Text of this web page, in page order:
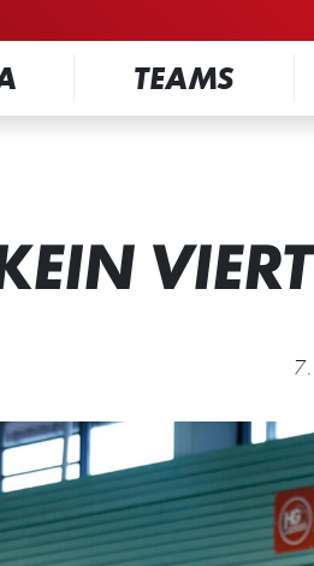
TEAMS